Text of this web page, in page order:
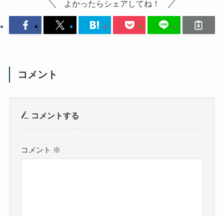
よかったらシェアしてね！
コメント
コメントする
コメント ※